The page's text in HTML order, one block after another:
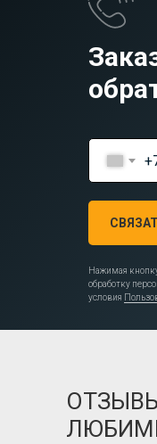
Нажимая
обработку
условия